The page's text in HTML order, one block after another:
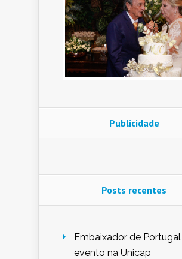
Publicidade
Posts recentes
Embaixador de
evento na Unicap